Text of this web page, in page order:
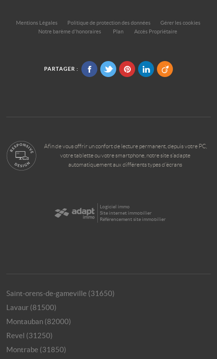
Mentions Légales Politique de protection des données
Gérer les cookies
Notre barème d'honoraires
Plan Accès Propriétaire
PARTAGER :
Afin de vous offrir un confort de lecture permanent, depuis votre PC,
votre tablette ou votre smartphone, notre site s’adapte
automatiquement aux différents types d'écrans
Logiciel immo
Site internet immobilier
Référencement site immobilier
Saint-orens-de-gameville (31650)
Lavaur (81500)
Montauban (82000)
Revel (31250)
Montrabe (31850)